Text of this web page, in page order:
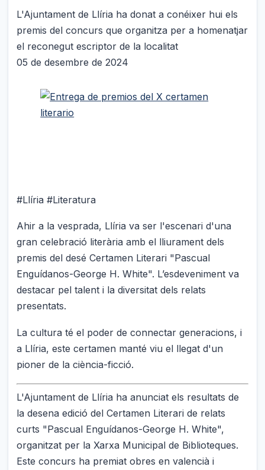
L'Ajuntament de Llíria ha donat a conéixer hui els
premis del concurs que organitza per a homenatjar
el reconegut escriptor de la localitat
05 de desembre de 2024
#Llíria #Literatura
Ahir a la vesprada, Llíria va ser l'escenari d'una
gran celebració literària amb el lliurament dels
premis del desé Certamen Literari "Pascual
Enguídanos-George H. White". L’esdeveniment va
destacar pel talent i la diversitat dels relats
presentats.
La cultura té el poder de connectar generacions, i
a Llíria, este certamen manté viu el llegat d'un
pioner de la ciència-ficció.
L'Ajuntament de Llíria ha anunciat els resultats de
la desena edició del Certamen Literari de relats
curts "Pascual Enguídanos-George H. White",
organitzat per la Xarxa Municipal de Biblioteques.
Este concurs ha premiat obres en valencià i